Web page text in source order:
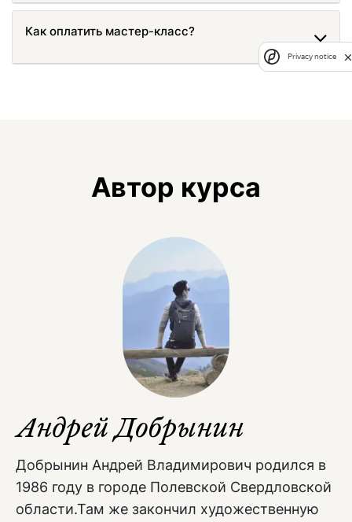
Как оплатить мастер-класс?
Автор курса
Андрей Добрынин
Добрынин Андрей Владимирович родился в
1986 году в городе Полевской Свердловской
области.Там же закончил художественную
Privacy notice